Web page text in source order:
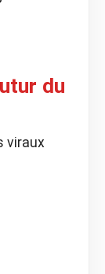
du
viraux